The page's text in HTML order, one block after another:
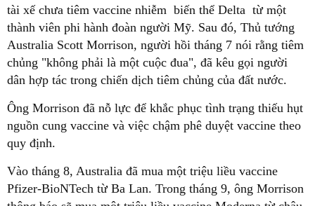
tài xế chưa tiêm vaccine nhiễm biến thể Delta từ một
thành viên phi hành đoàn người Mỹ. Sau đó, Thủ tướng
Australia Scott Morrison, người hồi tháng 7 nói rằng tiêm
chủng "không phải là một cuộc đua", đã kêu gọi người
dân hợp tác trong chiến dịch tiêm chủng của đất nước.
Ông Morrison đã nỗ lực để khắc phục tình trạng thiếu hụt
nguồn cung vaccine và việc chậm phê duyệt vaccine theo
quy định.
Vào tháng 8, Australia đã mua một triệu liều vaccine
Pfizer-BioNTech từ Ba Lan. Trong tháng 9, ông Morrison